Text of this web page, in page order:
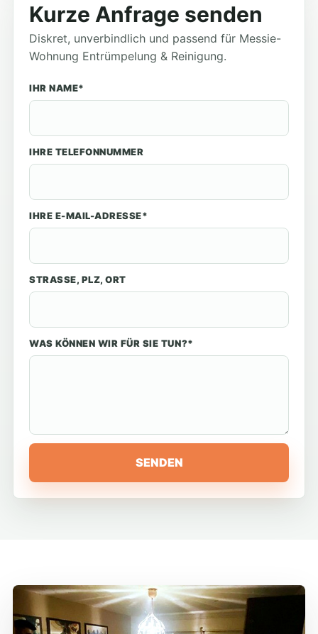
Kurze Anfrage senden
Diskret, unverbindlich und passend für Messie-
Wohnung Entrümpelung & Reinigung.
IHR NAME*
IHRE TELEFONNUMMER
IHRE E-MAIL-ADRESSE*
STRASSE, PLZ, ORT
WAS KÖNNEN WIR FÜR SIE TUN?*
SENDEN